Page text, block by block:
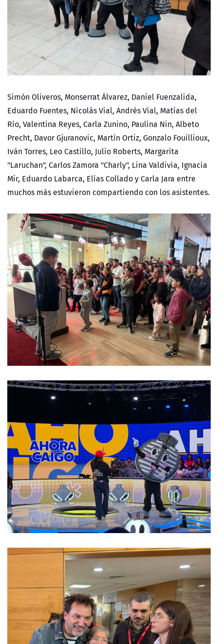
Simón Oliveros, Monserrat Álvarez, Daniel Fuenzalida,
Eduardo Fuentes, Nicolás Vial, Andrés Vial, Matías del
Río, Valentina Reyes, Carla Zunino, Paulina Nin, Albeto
Precht, Davor Gjuranovic, Martín Ortiz, Gonzalo Fouillioux,
Iván Torres, Leo Castillo, Julio Roberts, Margarita
"Laruchan", Carlos Zamora "Charly", Lina Valdivia, Ignacia
Mir, Eduardo Labarca, Elías Collado y Carla Jara entre
muchos más estuvieron compartiendo con los asistentes.